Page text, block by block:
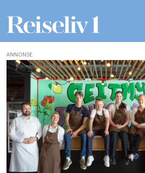
Tags:
geitmyra
juniorkokker
ANNONSE